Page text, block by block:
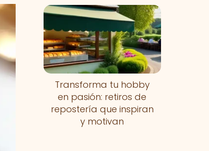
Transforma tu hobby
en pasión: retiros de
repostería que inspiran
y motivan